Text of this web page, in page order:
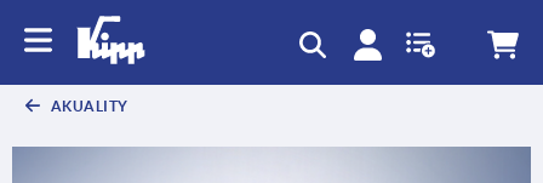
AKUALITY